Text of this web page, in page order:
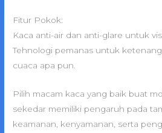
Fitur Pokok:
Kaca anti-air dan anti-glare untuk
Tehnologi pemanas untuk
cuaca apa pun.
Pilih macam kaca yang baik buat
sekedar memiliki pengaruh pada
keamanan, kenyamanan, serta